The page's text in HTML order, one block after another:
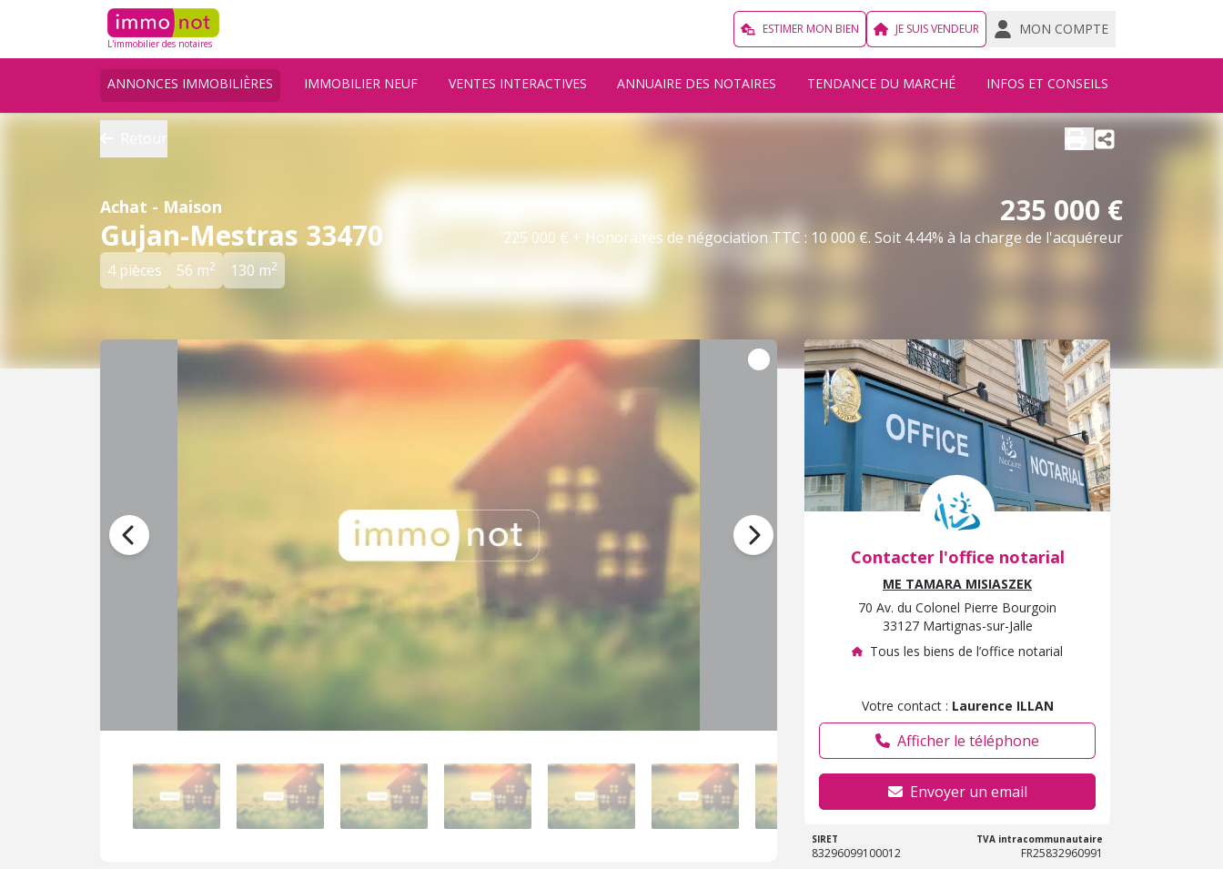
L'immobilier des notaires
ESTIMER MON BIEN JE SUIS VENDEUR MON COMPTE
ANNONCES IMMOBILIÈRES IMMOBILIER NEUF VENTES INTERACTIVES ANNUAIRE DES NOTAIRES TENDANCE DU MARCHÉ INFOS ET CONSEILS
Achat - Maison
Gujan-Mestras 33470
4 pièces 56 m2 130 m2
235 000 €
225 000 € + Honoraires de négociation TTC : 10 000 €. Soit 4.44% à la charge de l'acquéreur
Contacter l'office notarial
ME TAMARA MISIASZEK
70 Av. du Colonel Pierre Bourgoin
33127 Martignas-sur-Jalle
Tous les biens de l’office notarial
Votre contact : Laurence ILLAN
Afficher le téléphone
Envoyer un email
SIRET
83296099100012
TVA intracommunautaire
FR25832960991